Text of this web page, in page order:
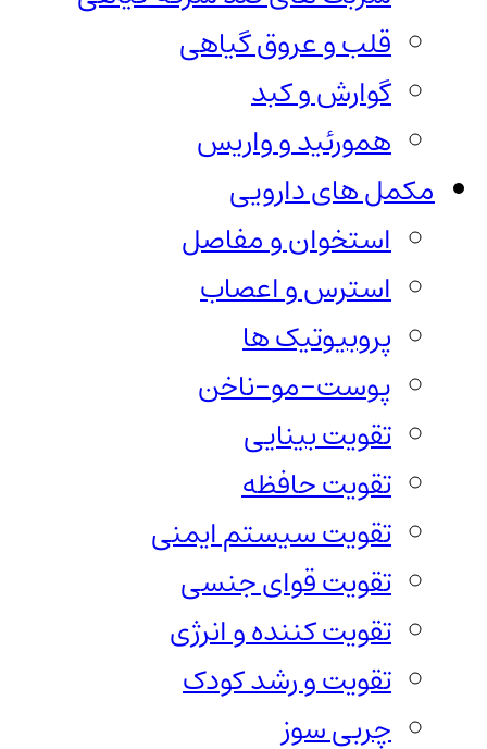
قلب و عروق گیاهی
گوارش و کبد
همورئید و واریس
مکمل های دارویی
استخوان و مفاصل
استرس و اعصاب
پروبیوتیک ها
پوست-مو-ناخن
تقویت بینایی
تقویت حافظه
تقویت سیستم ایمنی
تقویت قوای جنسی
تقویت کننده و انرژی
تقویت و رشد کودک
چربی سوز